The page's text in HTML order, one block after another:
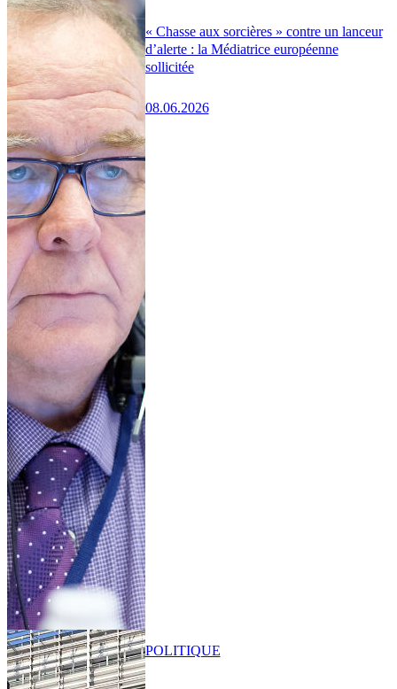
« Chasse aux sorcières » contre un lanceur
d’alerte : la Médiatrice européenne
sollicitée
08.06.2026
POLITIQUE